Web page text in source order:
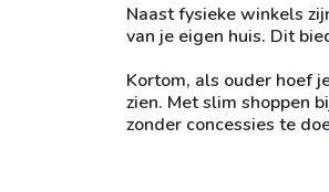
Naast fysieke winkels
van je eigen huis. Dit
Kortom, als ouder hoef
zien. Met slim shoppen
zonder concessies te